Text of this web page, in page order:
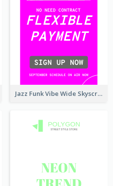
Jazz Funk Vibe Wide Skyscraper Banner